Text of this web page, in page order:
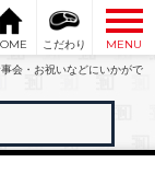
こだわり
MENU
会・お祝いなどにいかがで